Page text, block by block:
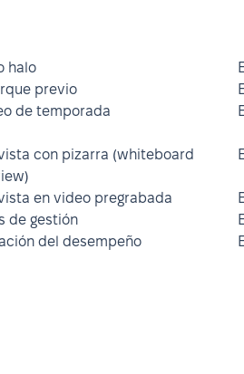
halo
previo
de temporada
con pizarra (whiteboard
en video pregrabada
de gestión
del desempeño